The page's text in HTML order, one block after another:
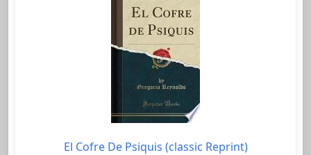
El Cofre De Psiquis (classic Reprint)